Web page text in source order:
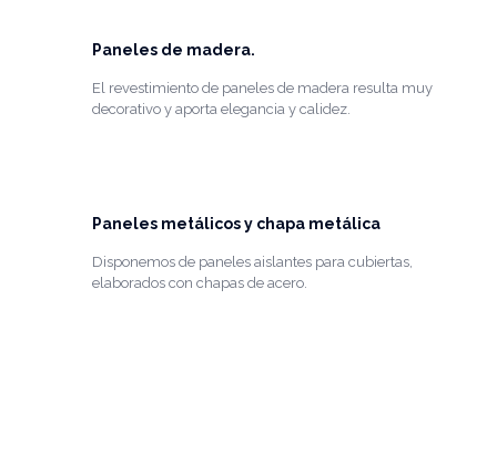
Paneles de madera.
El revestimiento de paneles de madera resulta muy
decorativo y aporta elegancia y calidez.
Paneles metálicos y chapa metálica
Disponemos de paneles aislantes para cubiertas,
elaborados con chapas de acero.